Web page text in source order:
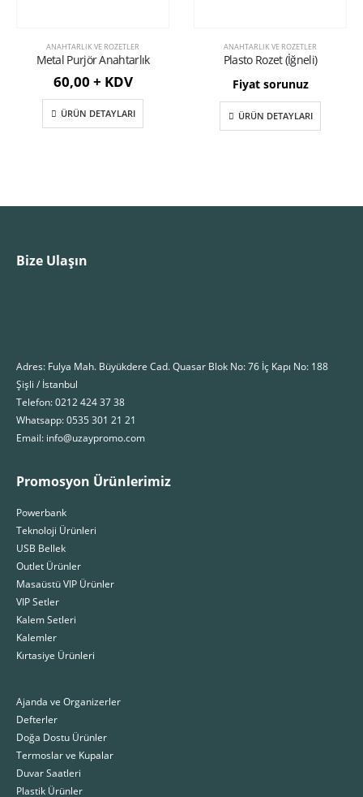
ANAHTARLIK VE ROZETLER
Metal Purjör Anahtarlık
60,00 + KDV
ÜRÜN DETAYLARI
ANAHTARLIK VE ROZETLER
Plasto Rozet (İğneli)
Fiyat sorunuz
ÜRÜN DETAYLARI
Bize Ulaşın
Adres: Fulya Mah. Büyükdere Cad. Quasar Blok No: 76 İç Kapı No: 188
Şişli / İstanbul
Telefon: 0212 424 37 38
Whatsapp: 0535 301 21 21
Email: info@uzaypromo.com
Promosyon Ürünlerimiz
Powerbank
Teknoloji Ürünleri
USB Bellek
Outlet Ürünler
Masaüstü VIP Ürünler
VIP Setler
Kalem Setleri
Kalemler
Kırtasiye Ürünleri
Ajanda ve Organizerler
Defterler
Doğa Dostu Ürünler
Termoslar ve Kupalar
Duvar Saatleri
Plastik Ürünler